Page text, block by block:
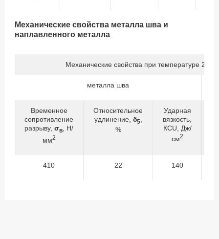
Механические свойства металла шва и
наплавленного металла
Механические свойства при температуре
металла шва
Временное
сопротивление
разрыву, σв
, Н/
мм2
Относительное
удлинение, δ5
%
Ударная
вязкость,
КСU, Дж/
см2
410 22 140